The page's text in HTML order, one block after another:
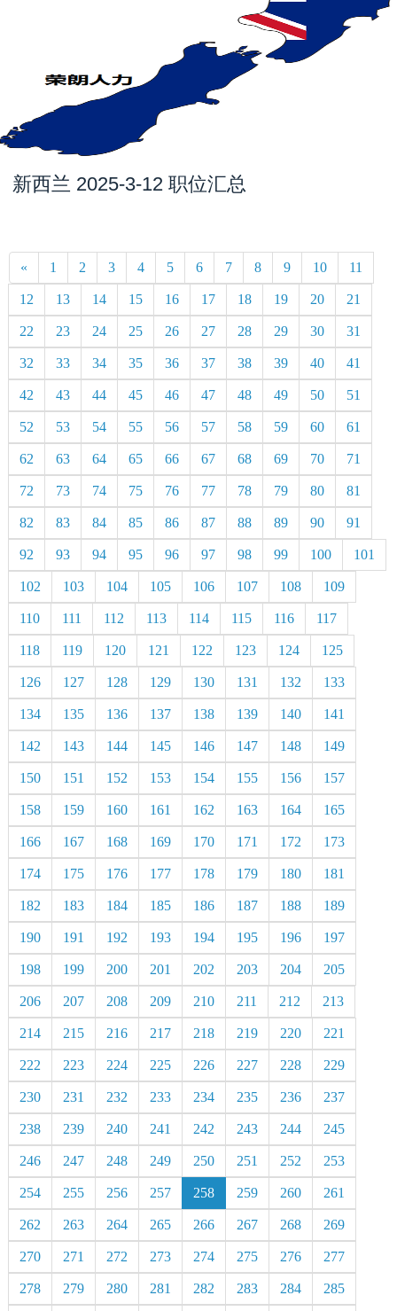
新西兰 2025-3-12 职位汇总
« 1 2 3 4 5 6 7 8 9 10 11
12 13 14 15 16 17 18 19 20 21
22 23 24 25 26 27 28 29 30 31
32 33 34 35 36 37 38 39 40 41
42 43 44 45 46 47 48 49 50 51
52 53 54 55 56 57 58 59 60 61
62 63 64 65 66 67 68 69 70 71
72 73 74 75 76 77 78 79 80 81
82 83 84 85 86 87 88 89 90 91
92 93 94 95 96 97 98 99 100 101
102 103 104 105 106 107 108 109
110 111 112 113 114 115 116 117
118 119 120 121 122 123 124 125
126 127 128 129 130 131 132 133
134 135 136 137 138 139 140 141
142 143 144 145 146 147 148 149
150 151 152 153 154 155 156 157
158 159 160 161 162 163 164 165
166 167 168 169 170 171 172 173
174 175 176 177 178 179 180 181
182 183 184 185 186 187 188 189
190 191 192 193 194 195 196 197
198 199 200 201 202 203 204 205
206 207 208 209 210 211 212 213
214 215 216 217 218 219 220 221
222 223 224 225 226 227 228 229
230 231 232 233 234 235 236 237
238 239 240 241 242 243 244 245
246 247 248 249 250 251 252 253
254 255 256 257 258 259 260 261
262 263 264 265 266 267 268 269
270 271 272 273 274 275 276 277
278 279 280 281 282 283 284 285